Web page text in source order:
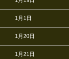
1月1日
1月20日
1月21日